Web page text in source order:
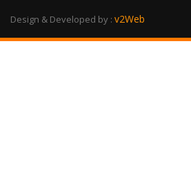
Design & Developed by : v2Web